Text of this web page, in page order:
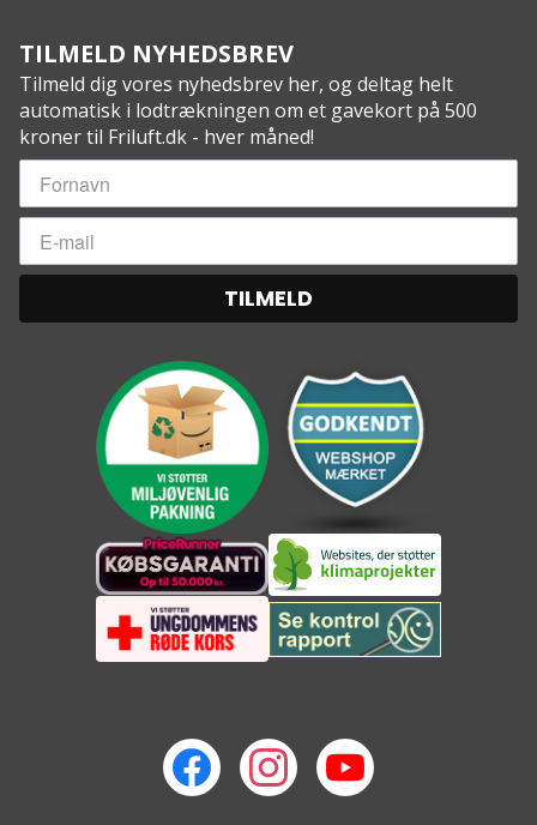
TILMELD NYHEDSBREV
Tilmeld dig vores nyhedsbrev her, og deltag helt
automatisk i lodtrækningen om et gavekort på 500
kroner til Friluft.dk - hver måned!
TILMELD